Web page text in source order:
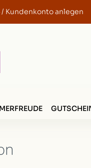
/ Kundenkonto anlegen